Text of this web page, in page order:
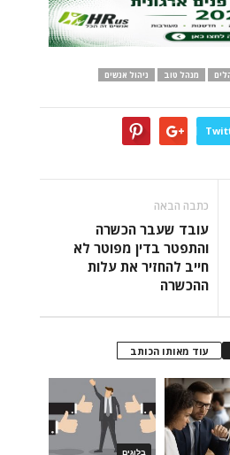
מנהל טוב
ניהול אנשים
כתבה הבאה
עובד שעבר הכשרה
והתפטר בדין מפוטר לא
חייב להחזיר את עלות
ההכשרה
עוד מאותו הכותב
בלוגים